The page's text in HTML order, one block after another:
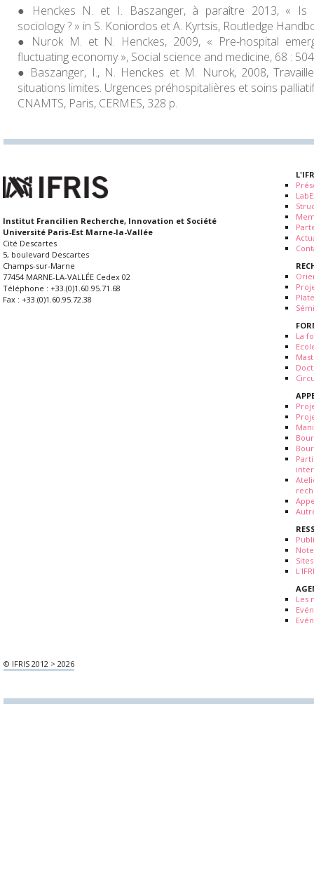
Henckes N. et I. Baszanger, à paraître 2013, « Is
sociology ? » in S. Koniordos et A. Kyrtsis, Routledge
Nurok M. et N. Henckes, 2009, « Pre-hospital
fluctuating economy », Social science and medicine, 68 :
Baszanger, I., N. Henckes et M. Nurok, 2008,
situations limites. Urgences préhospitalières et soins
CNAMTS, Paris, CERMES, 328 p.
Institut Francilien Recherche, Innovation et Société
Université Paris-Est Marne-la-Vallée
Cité Descartes
5, boulevard Descartes
Champs-sur-Marne
77454 MARNE-LA-VALLÉE Cedex 02
Téléphone : +33.(0)1.60.95.71.68
Fax : +33.(0)1.60.95.72.38
La
Les
© IFRIS 2012 > 2026